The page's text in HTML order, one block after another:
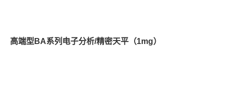
高端型BA系列电子分析/精密天平（1mg）